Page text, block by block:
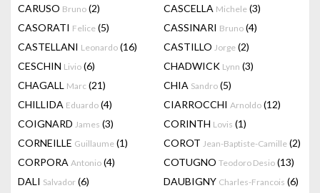
CARUSO Bruno (2) CASCELLA Michele (3)
CASORATI Felice (5) CASSINARI Bruno (4)
CASTELLANI Leonardo (16) CASTILLO Jorge (2)
CESCHIN Livio (6) CHADWICK Lynn (3)
CHAGALL Marc (21) CHIA Sandro (5)
CHILLIDA Eduardo (4) CIARROCCHI Arnoldo (12)
COIGNARD James (3) CORINTH Lovis (1)
CORNEILLE Guillaume (1) COROT Jean-Baptiste-Camille (2)
CORPORA Antonio (4) COTUGNO Teodoro Desio (13)
DALI Salvador (6) DAUBIGNY Charles-Francois (6)